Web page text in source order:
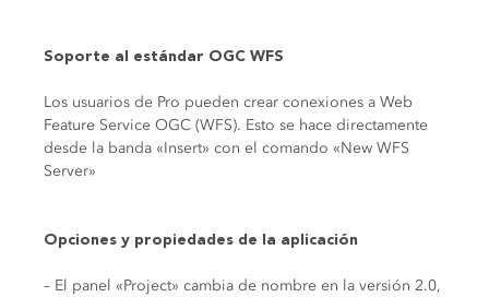
Soporte al estándar OGC WFS
Los usuarios de Pro pueden crear conexiones a Web
Feature Service OGC (WFS). Esto se hace directamente
desde la banda «Insert» con el comando «New WFS
Server»
Opciones y propiedades de la aplicación
– El panel «Project» cambia de nombre en la versión 2.0,